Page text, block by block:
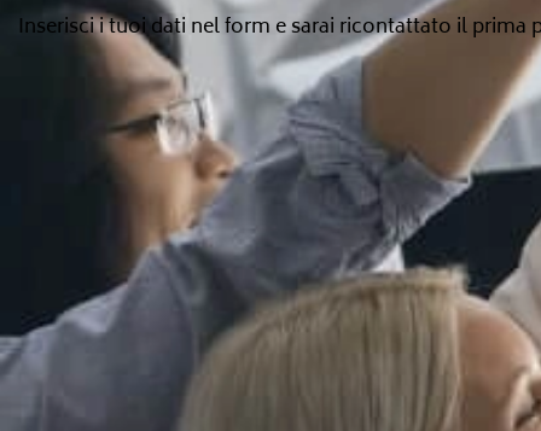
Inserisci i tuoi dati nel form e sarai ricontattato il prima